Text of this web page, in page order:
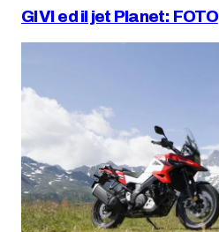
GIVI ed il jet Planet: FOTO